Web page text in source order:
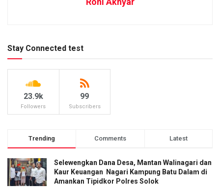
Stay Connected test
23.9k
Followers
99
Subscribers
Trending Comments Latest
Selewengkan Dana Desa, Mantan Walinagari dan
Kaur Keuangan Nagari Kampung Batu Dalam di
Amankan Tipidkor Polres Solok